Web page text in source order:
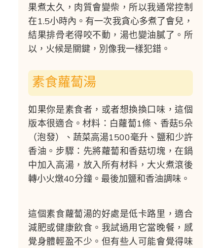
果煮太久，肉質會變柴，所以我通常控制
在1.5小時內。有一次我貪心多煮了會兒，
結果排骨老得咬不動，湯也變油膩了。所
以，火候是關鍵，別像我一樣犯錯。
素食蘿蔔湯
如果你是素食者，或者想換換口味，這個
版本很適合。材料：白蘿蔔1條、香菇5朵
（泡發）、蔬菜高湯1500毫升、鹽和少許
香油。步驟：先將蘿蔔和香菇切塊，在鍋
中加入高湯，放入所有材料，大火煮滾後
轉小火燉40分鐘。最後加鹽和香油調味。
這個素食蘿蔔湯的好處是低卡路里，適合
減肥或健康飲食。我試過用它當晚餐，感
覺身體輕盈不少。但有些人可能會覺得味